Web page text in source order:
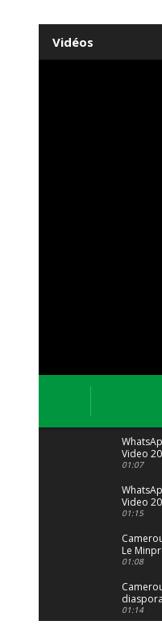
Vidéos
Video
04 at 15
01:07
Video
29 at 12
01:15
Le
alerte
jeunes
01:08
diaspora
suivra-t-
01:14